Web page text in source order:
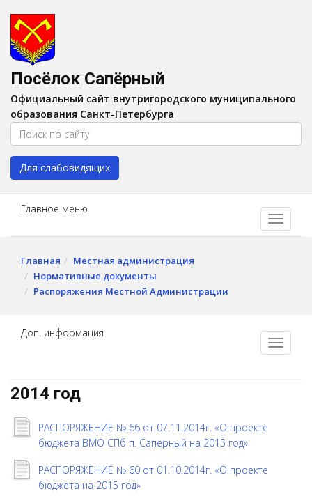
Изображения:
Цвет:A A
Посёлок Сапёрный
Официальный сайт внутригородского муниципального
образования Санкт-Петербурга
Для слабовидящих
Главное меню
Главная
Местная администрация
Нормативные документы
Распоряжения Местной Администрации
Доп. информация
2014 год
РАСПОРЯЖЕНИЕ № 66 от 07.11.2014г. «О проекте
бюджета ВМО СПб п. Саперный на 2015 год»
РАСПОРЯЖЕНИЕ № 60 от 01.10.2014г. «О проекте
бюджета на 2015 год»